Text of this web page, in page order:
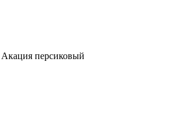
персиковый